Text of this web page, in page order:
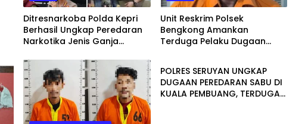
Ditresnarkoba Polda Kepri
Berhasil Ungkap Peredaran
Narkotika Jenis Ganja
Unit Reskrim Polsek
Bengkong Amankan
Terduga Pelaku Dugaan
HUKUM & KRIMINALITAS
POLRES SERUYAN UNGKAP
DUGAAN PEREDARAN SABU DI
KUALA PEMBUANG, TERDUGA